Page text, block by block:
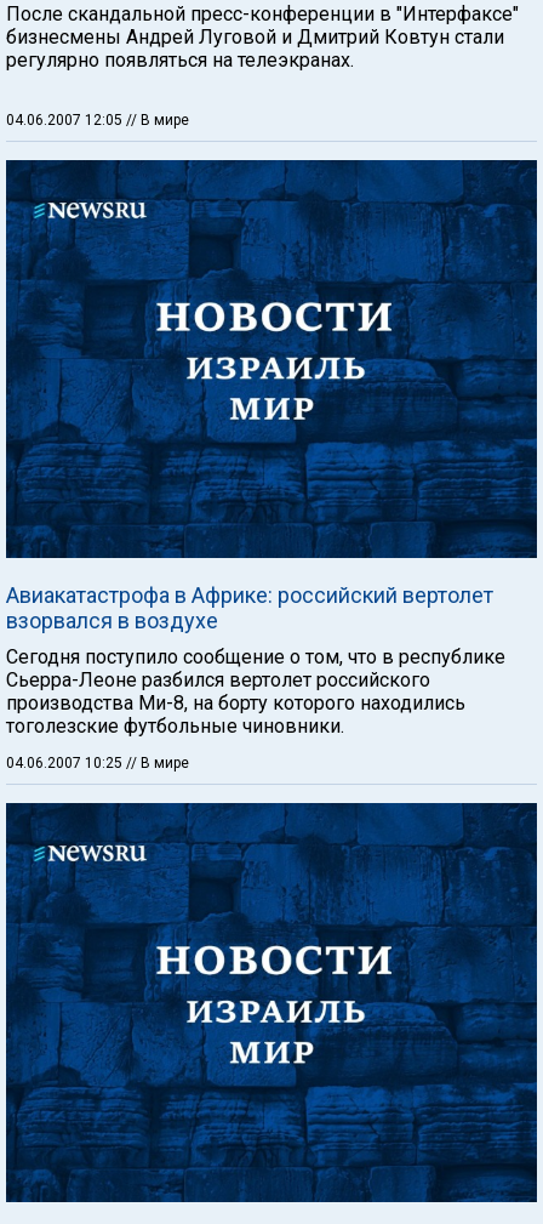
После скандальной пресс-конференции в "Интерфаксе"
бизнесмены Андрей Луговой и Дмитрий Ковтун стали
регулярно появляться на телеэкранах.
04.06.2007 12:05 // В мире
Авиакатастрофа в Африке: российский вертолет
взорвался в воздухе
Сегодня поступило сообщение о том, что в республике
Сьерра-Леоне разбился вертолет российского
производства Ми-8, на борту которого находились
тоголезские футбольные чиновники.
04.06.2007 10:25 // В мире